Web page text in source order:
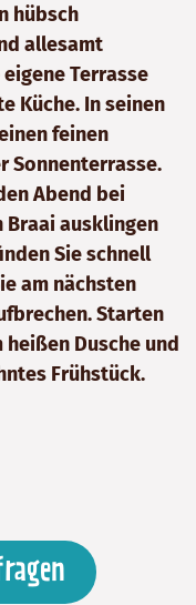
hübsch
allesamt
Terrasse
Küche. In seinen
feinen
Sonnenterrasse.
Abend bei
ausklingen
Sie schnell
am nächsten
Starten
heißen Dusche und
Frühstück.